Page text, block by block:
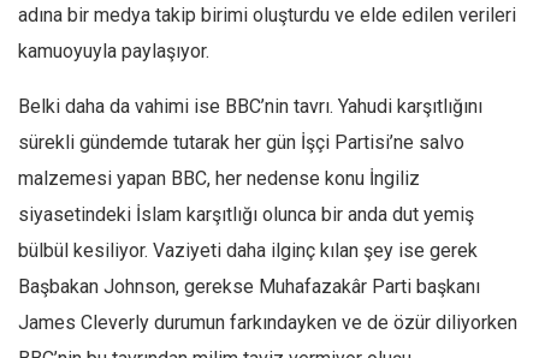
adına bir medya takip birimi oluşturdu ve elde edilen verileri
kamuoyuyla paylaşıyor.
Belki daha da vahimi ise BBC’nin tavrı. Yahudi karşıtlığını
sürekli gündemde tutarak her gün İşçi Partisi’ne salvo
malzemesi yapan BBC, her nedense konu İngiliz
siyasetindeki İslam karşıtlığı olunca bir anda dut yemiş
bülbül kesiliyor. Vaziyeti daha ilginç kılan şey ise gerek
Başbakan Johnson, gerekse Muhafazakâr Parti başkanı
James Cleverly durumun farkındayken ve de özür diliyorken